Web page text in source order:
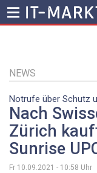
Inhalt
NEWS
Notrufe über Schutz
Nach
Zürich
Sunrise
Fr 10.09.2021 - 10:58 Uhr